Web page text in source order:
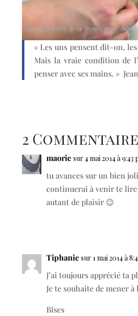
« Les uns pensent dit-on,
Mais la vraie condition de
penser avec ses mains. »
2
maorie sur 4 mai 2014 à 9:43
tu avances sur un bien
continuerai à venir te lire
autant de plaisir 😉
Tiphanie sur 1 mai 2014 à
J’ai toujours apprécié ta
Je te souhaite de mener
Bises